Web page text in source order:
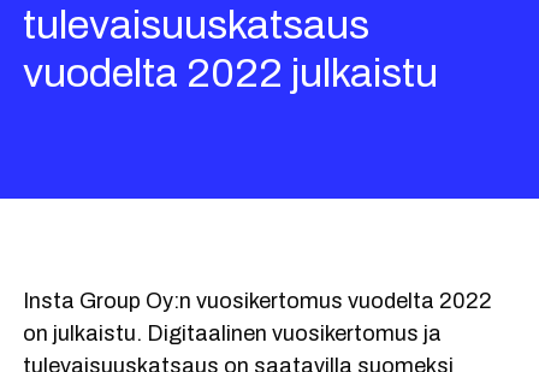
tulevaisuuskatsaus
vuodelta 2022 julkaistu
Insta Group Oy:n vuosikertomus vuodelta 2022
on julkaistu. Digitaalinen vuosikertomus ja
tulevaisuuskatsaus on saatavilla suomeksi